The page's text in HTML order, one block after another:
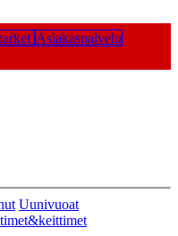
Asiakaspalvelu
Uunivuoat